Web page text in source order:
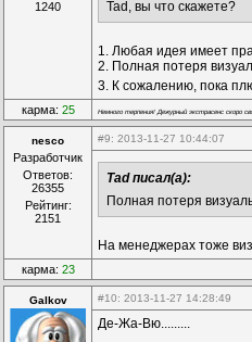
1240 Tad, вы что скажете?
1. Любая идея имеет
2. Полная потеря
3. К сожалению, пока
карма: 25 Немного терпения! Дежурный экстрасенс скоро
nesco
Разработчик
Ответов:
26355
Рейтинг:
2151
#9: 2013-11-27 10:44:07
Tad писал(а):
Полная потеря
На менеджерах тоже
карма: 23
Galkov #10: 2013-11-27 14:28:49
Де-Жа-Вю.........